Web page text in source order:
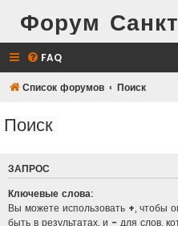
Форум
FAQ
Список форумов Поиск
Поиск
ЗАПРОС
Ключевые слова:
Вы можете использовать +, чтобы
быть в результатах, и - для слов,